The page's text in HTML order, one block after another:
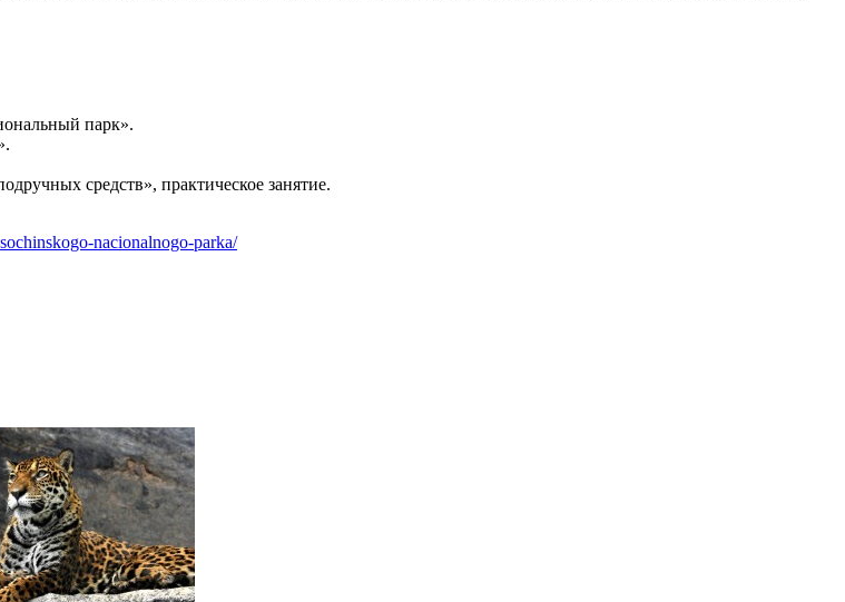
парк».
средств», практическое занятие.
nacionalnogo-parka/